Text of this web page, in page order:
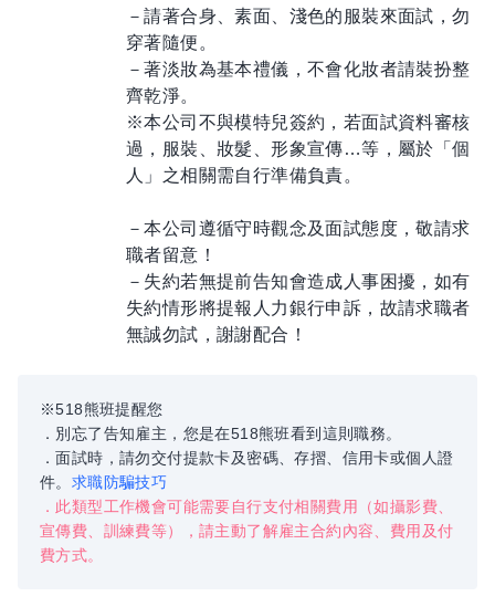
－請著合身、素面、淺色的服裝來面試，勿
穿著隨便。
－著淡妝為基本禮儀，不會化妝者請裝扮整
齊乾淨。
※本公司不與模特兒簽約，若面試資料審核
過，服裝、妝髮、形象宣傳…等，屬於「個
人」之相關需自行準備負責。
－本公司遵循守時觀念及面試態度，敬請求
職者留意！
－失約若無提前告知會造成人事困擾，如有
失約情形將提報人力銀行申訴，故請求職者
無誠勿試，謝謝配合！
※518熊班提醒您
．別忘了告知雇主，您是在518熊班看到這則職務。
．面試時，請勿交付提款卡及密碼、存摺、信用卡或個人證
件。 求職防騙技巧
．此類型工作機會可能需要自行支付相關費用（如攝影費、
宣傳費、訓練費等），請主動了解雇主合約內容、費用及付
費方式。